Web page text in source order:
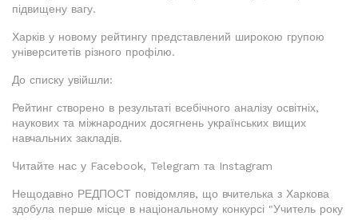
підвищену вагу.
Харків у новому рейтингу представлений широкою групою
університетів різного профілю.
До списку увійшли:
Рейтинг створено в результаті всебічного аналізу освітніх,
наукових та міжнародних досягнень українських вищих
навчальних закладів.
Читайте нас у Facebook, Telegram та Instagram
Нещодавно РЕДПОСТ повідомляв, що вчителька з Харкова
здобула перше місце в національному конкурсі "Учитель року